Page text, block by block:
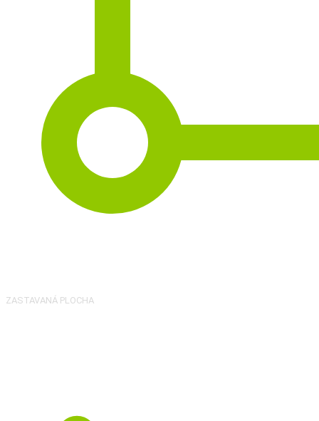
ZASTAVANÁ PLOCHA